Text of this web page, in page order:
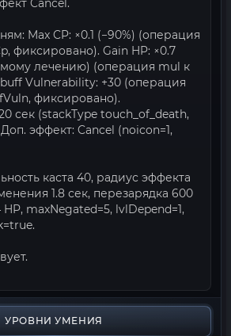
Cancel.
Max CP: ×0.1 (−90%) (операция
фиксировано). Gain HP: ×0.7
лечению) (операция mul к
Vulnerability: +30 (операция
фиксировано).
сек (stackType touch_of_death,
эффект: Cancel (noicon=1,
каста 40, радиус эффекта
1.8 сек, перезарядка 600
HP, maxNegated=5, lvlDepend=1,
УРОВНИ УМЕНИЯ